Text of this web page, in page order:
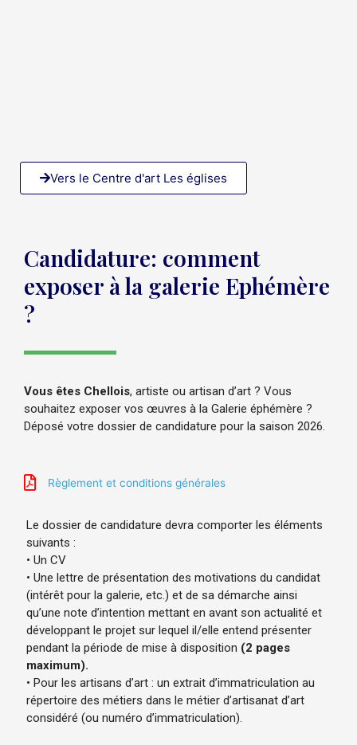
Vers le Centre d'art Les églises
Candidature: comment
exposer à la galerie Ephémère
?
Vous êtes Chellois, artiste ou artisan d’art ? Vous
souhaitez exposer vos œuvres à la Galerie éphémère ?
Déposé votre dossier de candidature pour la saison 2026.
Règlement et conditions générales
Le dossier de candidature devra comporter les éléments
suivants :
• Un CV
• Une lettre de présentation des motivations du candidat
(intérêt pour la galerie, etc.) et de sa démarche ainsi
qu’une note d’intention mettant en avant son actualité et
développant le projet sur lequel il/elle entend présenter
pendant la période de mise à disposition (2 pages
maximum).
• Pour les artisans d’art : un extrait d’immatriculation au
répertoire des métiers dans le métier d’artisanat d’art
considéré (ou numéro d’immatriculation).